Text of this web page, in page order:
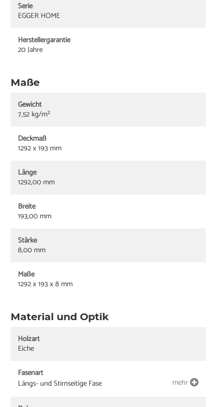
Serie
EGGER HOME
Herstellergarantie
20 Jahre
Maße
Gewicht
7,52 kg/m²
Deckmaß
1292 x 193 mm
Länge
1292,00 mm
Breite
193,00 mm
Stärke
8,00 mm
Maße
1292 x 193 x 8 mm
Material und Optik
Holzart
Eiche
Fasenart
Längs- und Stirnseitige Fase
mehr